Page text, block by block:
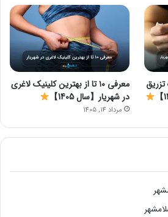
تزریق
معرفی ۱۰ تا از بهترین کلینیک لاغری
در شهریار【سال 1405】
مرداد 14, 1405